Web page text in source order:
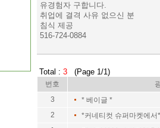
유경험자 구합니다.
취업에 결격 사유 없으신 분
침식 제공
516-724-0884
Total : 3 (Page 1/1)
번호
3
* 베이글 *
2
*커네티컷 슈퍼마켓에서*